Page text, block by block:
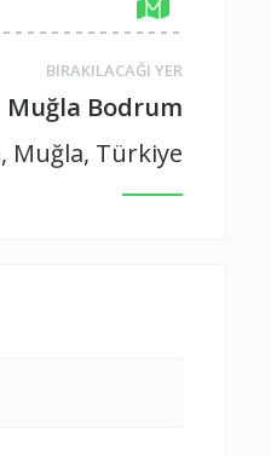
BIRAKILACAĞI YER
Muğla Bodrum
Muğla, Türkiye